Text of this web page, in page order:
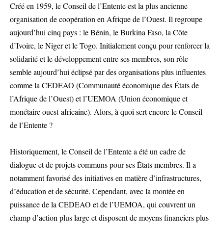
Créé en 1959, le Conseil de l’Entente est la plus ancienne
organisation de coopération en Afrique de l’Ouest. Il regroupe
aujourd’hui cinq pays : le Bénin, le Burkina Faso, la Côte
d’Ivoire, le Niger et le Togo. Initialement conçu pour renforcer la
solidarité et le développement entre ses membres, son rôle
semble aujourd’hui éclipsé par des organisations plus influentes
comme la CEDEAO (Communauté économique des États de
l’Afrique de l’Ouest) et l’UEMOA (Union économique et
monétaire ouest-africaine). Alors, à quoi sert encore le Conseil
de l’Entente ?
Historiquement, le Conseil de l’Entente a été un cadre de
dialogue et de projets communs pour ses États membres. Il a
notamment favorisé des initiatives en matière d’infrastructures,
d’éducation et de sécurité. Cependant, avec la montée en
puissance de la CEDEAO et de l’UEMOA, qui couvrent un
champ d’action plus large et disposent de moyens financiers plus